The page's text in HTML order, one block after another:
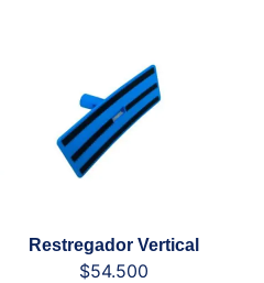
Restregador Vertical
$54.500